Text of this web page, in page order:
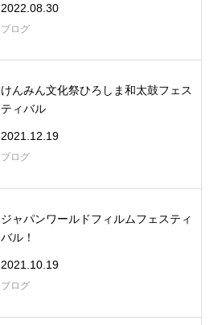
2022.08.30
ブログ
けんみん文化祭ひろしま和太鼓フェス
ティバル
2021.12.19
ブログ
ジャパンワールドフィルムフェスティ
バル！
2021.10.19
ブログ